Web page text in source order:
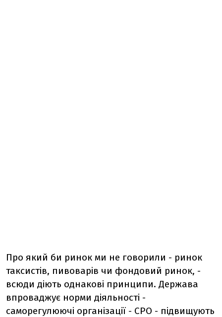
Про який би ринок ми не говорили - ринок
таксистів, пивоварів чи фондовий ринок, -
всюди діють однакові принципи. Держава
впроваджує норми діяльності -
саморегулюючі організації - СРО - підвищують